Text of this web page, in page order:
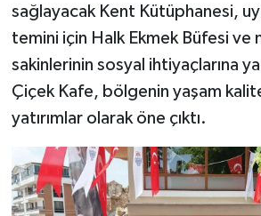
sağlayacak Kent Kütüphanesi,
temini için Halk Ekmek Büfesi ve
sakinlerinin sosyal ihtiyaçlarına
Çiçek Kafe, bölgenin yaşam
yatırımlar olarak öne çıktı.